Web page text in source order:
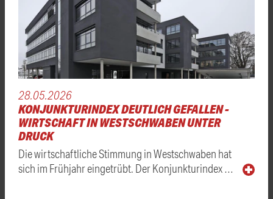
28.05.2026
KONJUNKTURINDEX DEUTLICH GEFALLEN -
WIRTSCHAFT IN WESTSCHWABEN UNTER
DRUCK
Die wirtschaftliche Stimmung in Westschwaben hat
sich im Frühjahr eingetrübt. Der Konjunkturindex …